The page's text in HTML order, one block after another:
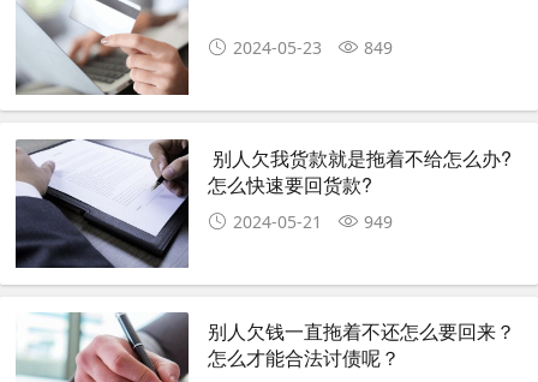
2024-05-23 849
​ 别人欠我货款就是拖着不给怎么办?
怎么快速要回货款?
2024-05-21 949
别人欠钱一直拖着不还怎么要回来？
怎么才能合法讨债呢？